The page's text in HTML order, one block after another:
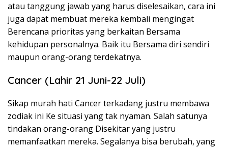
atau tanggung jawab yang harus diselesaikan, cara ini
juga dapat membuat mereka kembali mengingat
Berencana prioritas yang berkaitan Bersama
kehidupan personalnya. Baik itu Bersama diri sendiri
maupun orang-orang terdekatnya.
Cancer (Lahir 21 Juni-22 Juli)
Sikap murah hati Cancer terkadang justru membawa
zodiak ini Ke situasi yang tak nyaman. Salah satunya
tindakan orang-orang Disekitar yang justru
memanfaatkan mereka. Segalanya bisa berubah, yang